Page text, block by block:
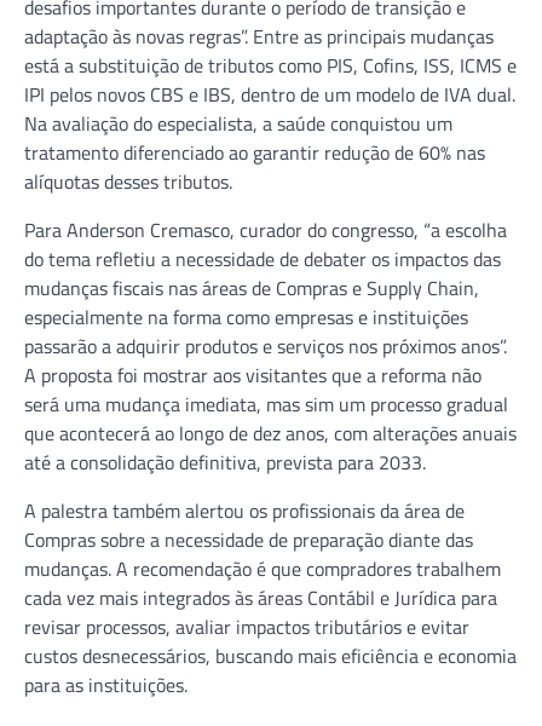
desafios importantes durante o período de transição e
adaptação às novas regras”. Entre as principais mudanças
está a substituição de tributos como PIS, Cofins, ISS, ICMS e
IPI pelos novos CBS e IBS, dentro de um modelo de IVA dual.
Na avaliação do especialista, a saúde conquistou um
tratamento diferenciado ao garantir redução de 60% nas
alíquotas desses tributos.
Para Anderson Cremasco, curador do congresso, “a escolha
do tema refletiu a necessidade de debater os impactos das
mudanças fiscais nas áreas de Compras e Supply Chain,
especialmente na forma como empresas e instituições
passarão a adquirir produtos e serviços nos próximos anos”.
A proposta foi mostrar aos visitantes que a reforma não
será uma mudança imediata, mas sim um processo gradual
que acontecerá ao longo de dez anos, com alterações anuais
até a consolidação definitiva, prevista para 2033.
A palestra também alertou os profissionais da área de
Compras sobre a necessidade de preparação diante das
mudanças. A recomendação é que compradores trabalhem
cada vez mais integrados às áreas Contábil e Jurídica para
revisar processos, avaliar impactos tributários e evitar
custos desnecessários, buscando mais eficiência e economia
para as instituições.